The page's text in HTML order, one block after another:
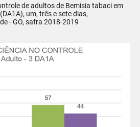
de adultos de Bemisia tabaci em
um, três e sete dias,
- GO, safra 2018-2019